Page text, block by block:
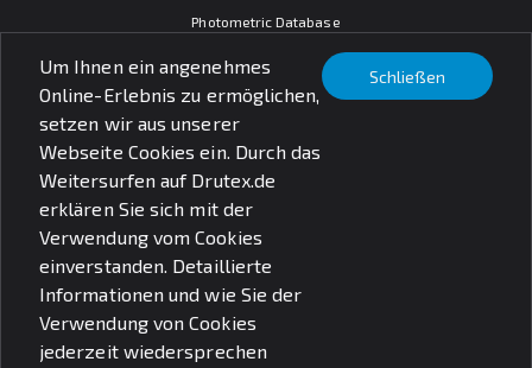
Um Ihnen ein angenehmes
Online-Erlebnis zu ermöglichen,
setzen wir aus unserer
Webseite Cookies ein. Durch das
Weitersurfen auf Drutex.de
erklären Sie sich mit der
Verwendung vom Cookies
einverstanden. Detaillierte
Informationen und wie Sie der
Verwendung von Cookies
jederzeit wiedersprechen
Schließen
Photometric Database
SOCIAL MEDIA
© PXF Lighting sp. z o.o.
Rechtliche Fragen
Datenschutzbestimmungen